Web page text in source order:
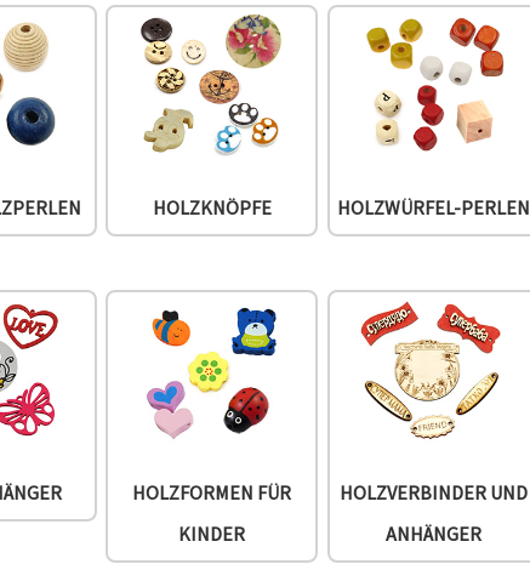
HOLZKNÖPFE HOLZWÜRFEL-PERLEN
HOLZFORMEN FÜR
KINDER
HOLZVERBINDER UND
ANHÄNGER